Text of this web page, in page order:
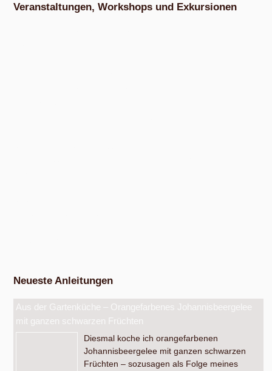
Veranstaltungen, Workshops und Exkursionen
Neueste Anleitungen
Aus der Gartenküche – Orangefarbenes Johannisbeergelee
mit ganzen schwarzen Früchten
Diesmal koche ich orangefarbenen
Johannisbeergelee mit ganzen schwarzen
Früchten – sozusagen als Folge meines